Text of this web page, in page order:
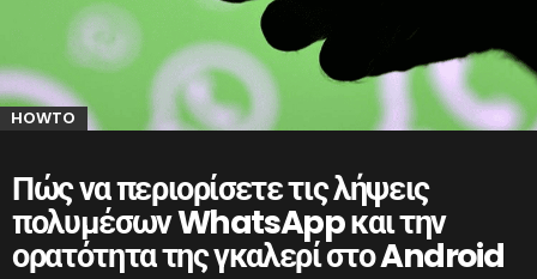
HOWTO
Πώς να περιορίσετε τις λήψεις
πολυμέσων WhatsApp και την
ορατότητα της γκαλερί στο Android